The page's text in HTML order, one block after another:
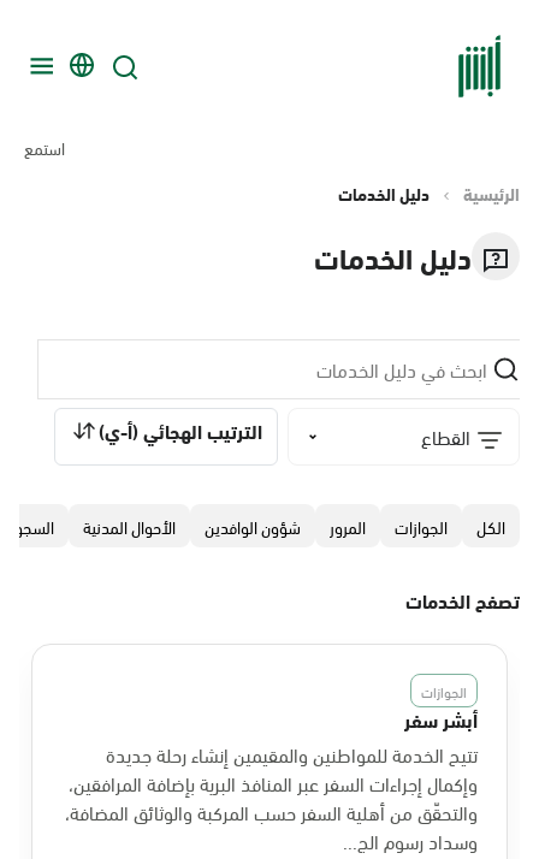
استمع
الرئيسية دليل الخدمات
دليل الخدمات
القطاع الترتيب الهجائي (أ-ي)
الكل الجوازات المرور ‏شؤون الوافدين الأحوال المدنية السجون
تصفح الخدمات
الجوازات
أبشر سفر
تتيح الخدمة للمواطنين والمقيمين إنشاء رحلة جديدة
وإكمال إجراءات السفر عبر المنافذ البرية بإضافة المرافقين،
والتحقّق من أهلية السفر حسب المركبة والوثائق المضافة،
وسداد رسوم الج...